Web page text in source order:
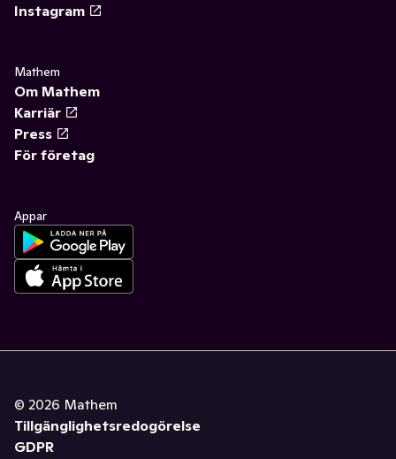
Instagram
Mathem
Om Mathem
Karriär
Press
För företag
Appar
© 2026 Mathem
Tillgänglighetsredogörelse
GDPR